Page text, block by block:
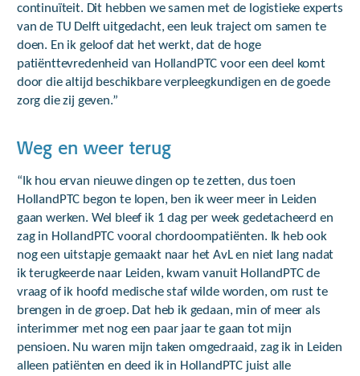
continuïteit. Dit hebben we samen met de logistieke experts
van de TU Delft uitgedacht, een leuk traject om samen te
doen. En ik geloof dat het werkt, dat de hoge
patiënttevredenheid van HollandPTC voor een deel komt
door die altijd beschikbare verpleegkundigen en de goede
zorg die zij geven.”
Weg en weer terug
“Ik hou ervan nieuwe dingen op te zetten, dus toen
HollandPTC begon te lopen, ben ik weer meer in Leiden
gaan werken. Wel bleef ik 1 dag per week gedetacheerd en
zag in HollandPTC vooral chordoompatiënten. Ik heb ook
nog een uitstapje gemaakt naar het AvL en niet lang nadat
ik terugkeerde naar Leiden, kwam vanuit HollandPTC de
vraag of ik hoofd medische staf wilde worden, om rust te
brengen in de groep. Dat heb ik gedaan, min of meer als
interimmer met nog een paar jaar te gaan tot mijn
pensioen. Nu waren mijn taken omgedraaid, zag ik in Leiden
alleen patiënten en deed ik in HollandPTC juist alle